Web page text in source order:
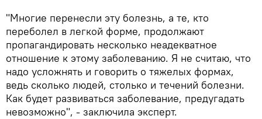
"Многие перенесли эту болезнь, а те, кто
переболел в легкой форме, продолжают
пропагандировать несколько неадекватное
отношение к этому заболеванию. Я не считаю, что
надо усложнять и говорить о тяжелых формах,
ведь сколько людей, столько и течений болезни.
Как будет развиваться заболевание, предугадать
невозможно", - заключила эксперт.